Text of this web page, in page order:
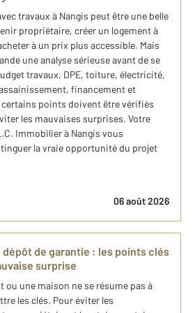
travaux à Nangis peut être une belle
propriétaire, créer un logement à
à un prix plus accessible. Mais
une analyse sérieuse avant de se
travaux, DPE, toiture, électricité,
financement et
points doivent être vérifiés
les mauvaises surprises. Votre
Immobilier à Nangis vous
la vraie opportunité du projet
06 août 2026
dépôt de garantie : les points clés
surprise
ou une maison ne se résume pas à
les clés. Pour éviter les